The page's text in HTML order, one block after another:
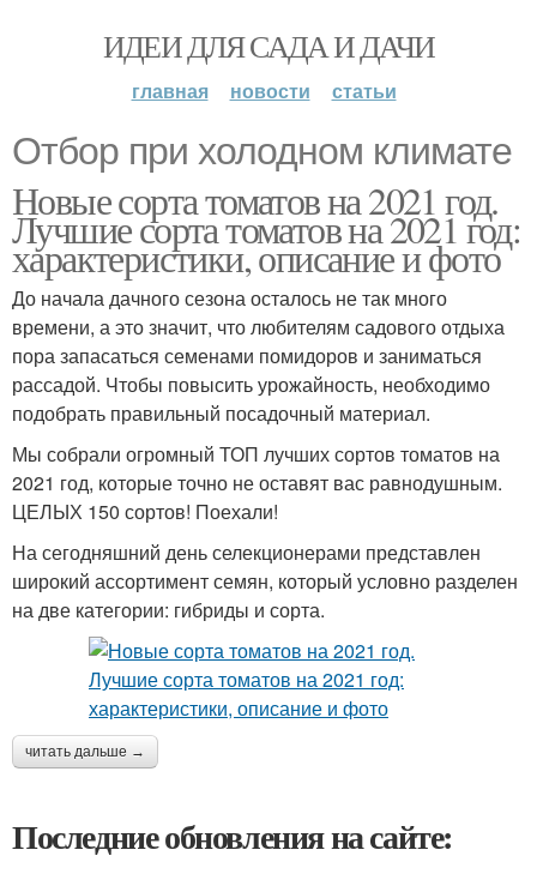
ИДЕИ ДЛЯ САДА И ДАЧИ
главная новости статьи
Отбор при холодном климате
Новые сорта томатов на 2021 год.
Лучшие сорта томатов на 2021 год:
характеристики, описание и фото
До начала дачного сезона осталось не так много
времени, а это значит, что любителям садового отдыха
пора запасаться семенами помидоров и заниматься
рассадой. Чтобы повысить урожайность, необходимо
подобрать правильный посадочный материал.
Мы собрали огромный ТОП лучших сортов томатов на
2021 год, которые точно не оставят вас равнодушным.
ЦЕЛЫХ 150 сортов! Поехали!
На сегодняшний день селекционерами представлен
широкий ассортимент семян, который условно разделен
на две категории: гибриды и сорта.
читать дальше →
Последние обновления на сайте: